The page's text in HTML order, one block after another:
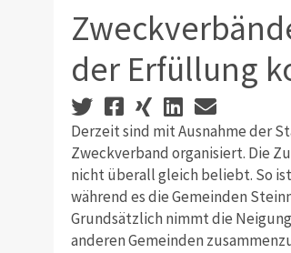
der Erfüllung
Derzeit sind mit Ausnahme der
Zweckverband organisiert. Die
nicht überall gleich beliebt. So
während es die Gemeinden
Grundsätzlich nimmt die
anderen Gemeinden